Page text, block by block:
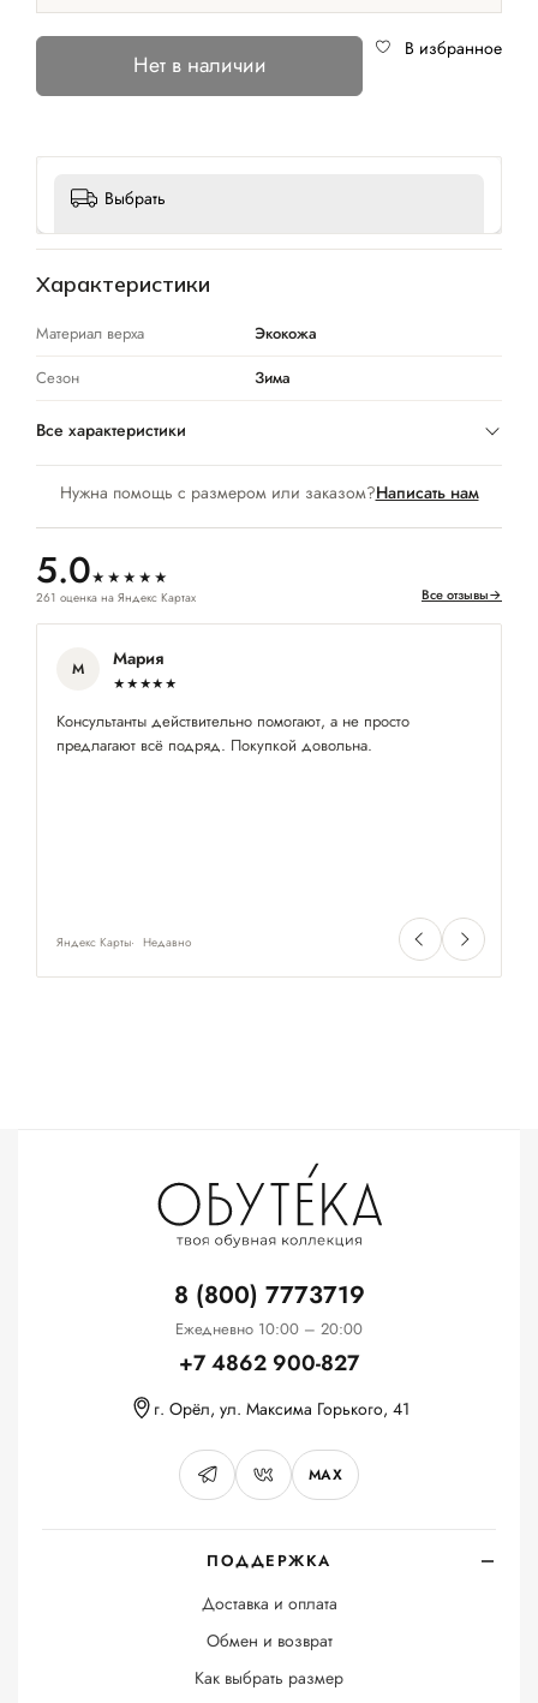
Нет в наличии
В избранное
Выбрать
Нужна помощь с размером или заказом?Написать нам
5.0★★★★★
261 оценка на Яндекс Картах Все отзывы→
М Мария
★★★★★
Консультанты действительно помогают, а не просто
предлагают всё подряд. Покупкой довольна.
Яндекс Карты Недавно
Характеристики
Материал верха
Экокожа
Сезон
Зима
Все характеристики
ПОДДЕРЖКА
Доставка и оплата
Обмен и возврат
Как выбрать размер
8 (800) 7773719
Ежедневно 10:00 – 20:00
+7 4862 900-827
г. Орёл, ул. Максима Горького, 41
MAX